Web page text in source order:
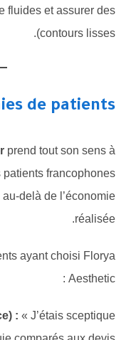
fluides et assurer des
contours lisses).
de patients
prend tout son sens à
patients francophones
au-delà de l’économie
réalisée.
ayant choisi Florya
Aesthetic :
:« J’étais sceptique